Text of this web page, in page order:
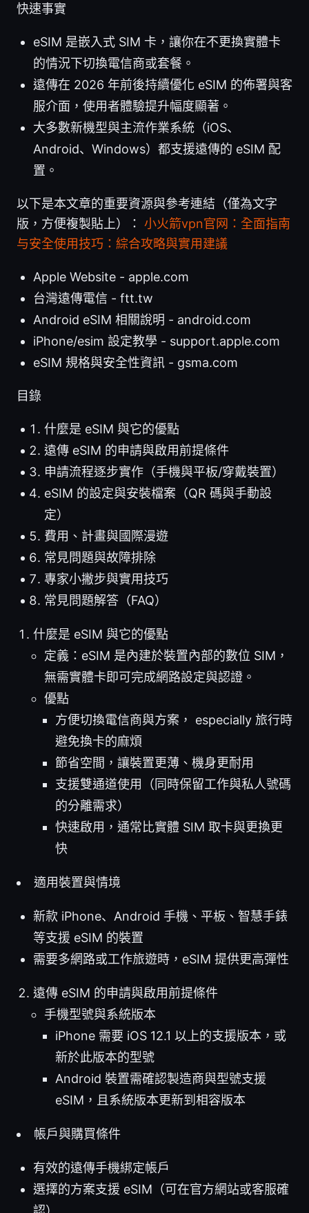
快速事實
eSIM 是嵌入式 SIM 卡，讓你在不更換實體卡
的情況下切換電信商或套餐。
遠傳在 2026 年前後持續優化 eSIM 的佈署與客
服介面，使用者體驗提升幅度顯著。
大多數新機型與主流作業系統（iOS、
Android、Windows）都支援遠傳的 eSIM 配
置。
以下是本文章的重要資源與參考連結（僅為文字
版，方便複製貼上）： 小火箭vpn官网：全面指南
与安全使用技巧：綜合攻略與實用建議
Apple Website - apple.com
台灣遠傳電信 - ftt.tw
Android eSIM 相關說明 - android.com
iPhone/esim 設定教學 - support.apple.com
eSIM 規格與安全性資訊 - gsma.com
目錄
什麼是 eSIM 與它的優點
遠傳 eSIM 的申請與啟用前提條件
申請流程逐步實作（手機與平板/穿戴裝置）
eSIM 的設定與安裝檔案（QR 碼與手動設
定）
費用、計畫與國際漫遊
常見問題與故障排除
專家小撇步與實用技巧
常見問題解答（FAQ）
什麼是 eSIM 與它的優點
定義：eSIM 是內建於裝置內部的數位 SIM，
無需實體卡即可完成網路設定與認證。
優點
方便切換電信商與方案， especially 旅行時
避免換卡的麻煩
節省空間，讓裝置更薄、機身更耐用
支援雙通道使用（同時保留工作與私人號碼
的分離需求）
快速啟用，通常比實體 SIM 取卡與更換更
快
適用裝置與情境
新款 iPhone、Android 手機、平板、智慧手錶
等支援 eSIM 的裝置
需要多網路或工作旅遊時，eSIM 提供更高彈性
遠傳 eSIM 的申請與啟用前提條件
手機型號與系統版本
iPhone 需要 iOS 12.1 以上的支援版本，或
新於此版本的型號
Android 裝置需確認製造商與型號支援
eSIM，且系統版本更新到相容版本
帳戶與購買條件
有效的遠傳手機綁定帳戶
選擇的方案支援 eSIM（可在官方網站或客服確